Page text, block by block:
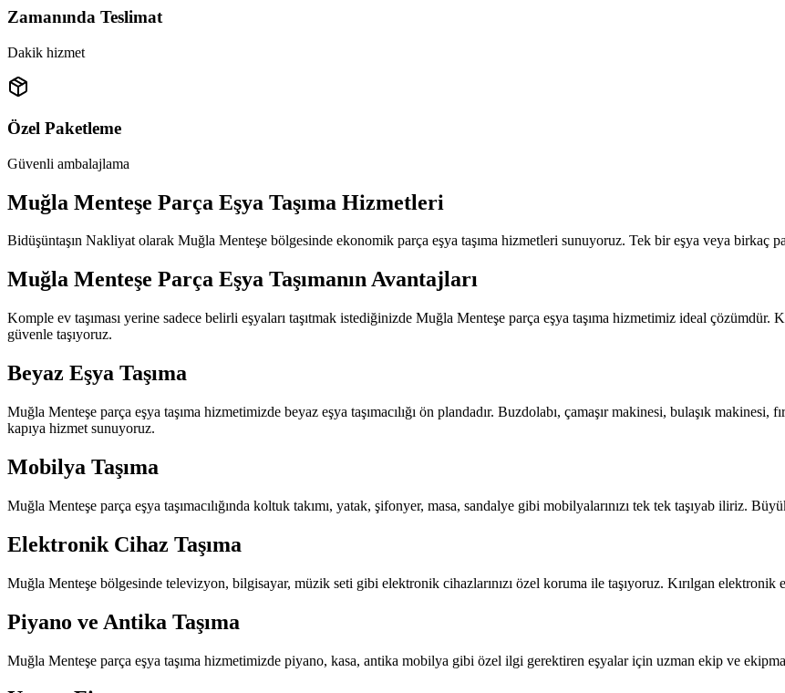
Zamanında Teslimat
Dakik hizmet
Özel Paketleme
Güvenli ambalajlama
Muğla Menteşe Parça Eşya Taşıma Hizmetleri
Bidüşüntaşın Nakliyat olarak Muğla Menteşe bölgesinde ekonomik parça eşya taşıma hizmetleri sunuyoruz. Tek bir eşya veya birkaç
Muğla Menteşe Parça Eşya Taşımanın Avantajları
Komple ev taşıması yerine sadece belirli eşyaları taşıtmak istediğinizde Muğla Menteşe parça eşya taşıma hizmetimiz ideal çözümdür.
güvenle taşıyoruz.
Beyaz Eşya Taşıma
Muğla Menteşe parça eşya taşıma hizmetimizde beyaz eşya taşımacılığı ön plandadır. Buzdolabı, çamaşır makinesi, bulaşık makinesi,
kapıya hizmet sunuyoruz.
Mobilya Taşıma
Muğla Menteşe parça eşya taşımacılığında koltuk takımı, yatak, şifonyer, masa, sandalye gibi mobilyalarınızı tek tek taşıyab iliriz.
Elektronik Cihaz Taşıma
Muğla Menteşe bölgesinde televizyon, bilgisayar, müzik seti gibi elektronik cihazlarınızı özel koruma ile taşıyoruz. Kırılgan
Piyano ve Antika Taşıma
Muğla Menteşe parça eşya taşıma hizmetimizde piyano, kasa, antika mobilya gibi özel ilgi gerektiren eşyalar için uzman ekip ve